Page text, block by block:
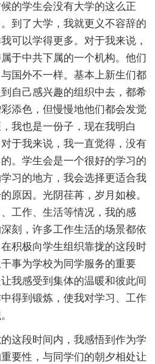
的学生会没有大学的这么正
到了大学，我就更义不容辞的
可以学得更多。对于我来说，
于中共下属的一个机构。他们
国外不一样。基本上新生们都
自己感兴趣的组织中去，都希
添色，但慢慢地他们都会发觉
我也是一份子，现在我明白
于我来说，我一直觉得，没有
。学生会是一个很好的学习的
习的地方，我会选择更适合我
原因。光阴荏苒，岁月如梭。
工作、生活等情况，我的感
刻，许多工作生活的场景都依
积极向学生组织靠拢的这段时
事为学校为同学服务的重要
我感受到集体的温暖和彼此间
得到锻炼，使我对学习、工作
这段时间内，我感悟到作为学
要性，与同学们的朝夕相处让